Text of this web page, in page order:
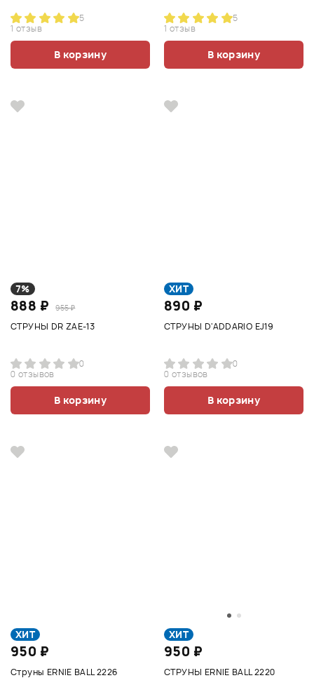
5
1 отзыв
В корзину
5
1 отзыв
В корзину
7%
888 ₽ 955 ₽
СТРУНЫ DR ZAE-13
0
0 отзывов
В корзину
ХИТ
890 ₽
СТРУНЫ D'ADDARIO EJ19
0
0 отзывов
В корзину
ХИТ
950 ₽
Струны ERNIE BALL 2226
ХИТ
950 ₽
СТРУНЫ ERNIE BALL 2220